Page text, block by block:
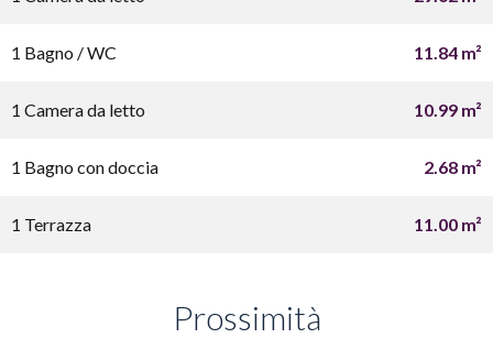
1 Bagno / WC 11.84 m²
1 Camera da letto 10.99 m²
1 Bagno con doccia 2.68 m²
1 Terrazza 11.00 m²
Prossimità